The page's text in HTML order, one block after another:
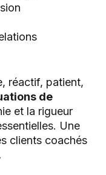
réactif, patient,
de
et la rigueur
Une
clients coachés